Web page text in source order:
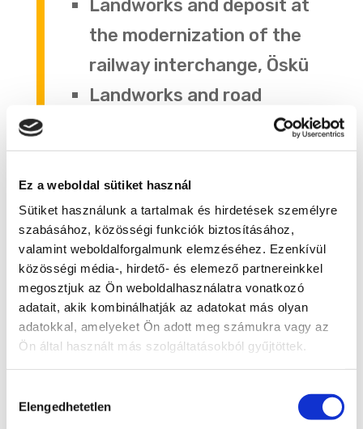
Ez a weboldal sütiket használ
Sütiket használunk a tartalmak és hirdetések személyre
szabásához, közösségi funkciók biztosításához,
valamint weboldalforgalmunk elemzéséhez. Ezenkívül
közösségi média-, hirdető- és elemező partnereinkkel
megosztjuk az Ön weboldalhasználatra vonatkozó
adatait, akik kombinálhatják az adatokat más olyan
adatokkal, amelyeket Ön adott meg számukra vagy az
Ön által használt más szolgáltatásokból gyűjtöttek.
kiválasztása
Elengedhetetlen
Landworks and deposit at
the modernization of the
railway interchange, Öskü
Landworks and road
Samsung factory,
Jászfényszaru
5 2014
parking lot and landworks,